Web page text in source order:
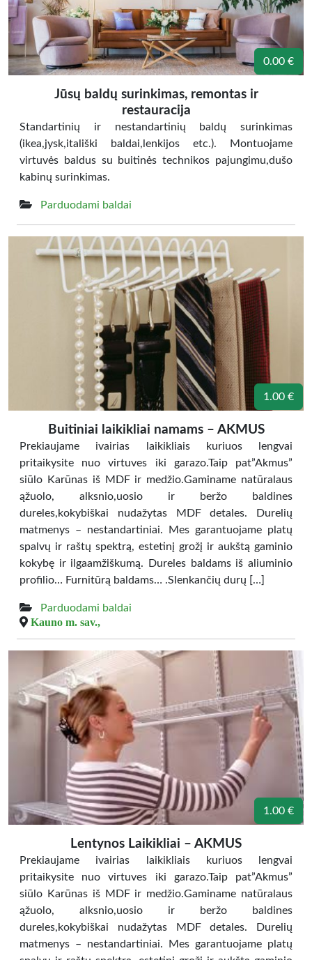
0.00 €
Jūsų baldų surinkimas, remontas ir
restauracija
Standartinių ir nestandartinių baldų surinkimas
(ikea,jysk,itališki baldai,lenkijos etc.). Montuojame
virtuvės baldus su buitinės technikos pajungimu,dušo
kabinų surinkimas.
Parduodami baldai
1.00 €
Buitiniai laikikliai namams – AKMUS
Prekiaujame ivairias laikikliais kuriuos lengvai
pritaikysite nuo virtuves iki garazo.Taip pat”Akmus”
siūlo Karūnas iš MDF ir medžio.Gaminame natūralaus
ąžuolo, alksnio,uosio ir beržo baldines
dureles,kokybiškai nudažytas MDF detales. Durelių
matmenys – nestandartiniai. Mes garantuojame platų
spalvų ir raštų spektrą, estetinį grožį ir aukštą gaminio
kokybę ir ilgaamžiškumą. Dureles baldams iš aliuminio
profilio… Furnitūrą baldams… .Slenkančių durų […]
Parduodami baldai
Kauno m. sav.,
1.00 €
Lentynos Laikikliai – AKMUS
Prekiaujame ivairias laikikliais kuriuos lengvai
pritaikysite nuo virtuves iki garazo.Taip pat”Akmus”
siūlo Karūnas iš MDF ir medžio.Gaminame natūralaus
ąžuolo, alksnio,uosio ir beržo baldines
dureles,kokybiškai nudažytas MDF detales. Durelių
matmenys – nestandartiniai. Mes garantuojame platų